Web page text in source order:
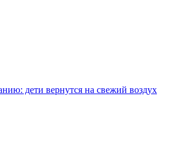
дети вернутся на свежий воздух